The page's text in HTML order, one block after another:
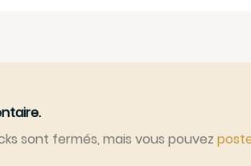
sont fermés, mais vous pouvez